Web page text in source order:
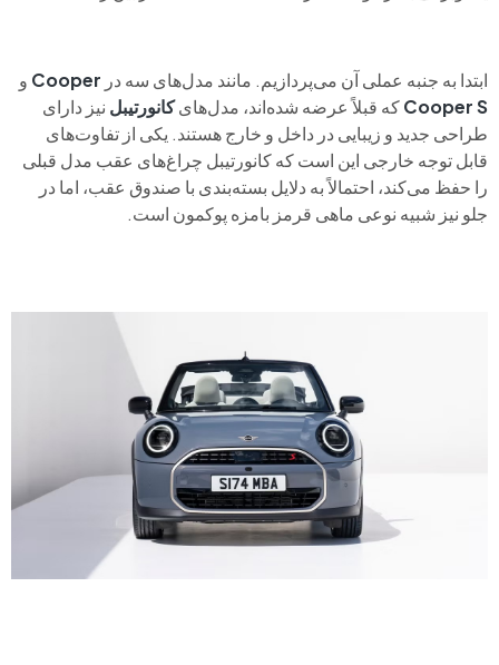
ابتدا به جنبه عملی آن می‌پردازیم. مانند مدل‌های سه در Cooper و
Cooper Sکه قبلاً عرضه شده‌اند، مدل‌هایکانورتیبل نیز دارای
طراحی جدید و زیبایی در داخل و خارج هستند. یکی از تفاوت‌های
قابل توجه خارجی این است که کانورتیبل چراغ‌های عقب مدل قبلی
را حفظ می‌کند، احتمالاً به دلایل بسته‌بندی با صندوق عقب، اما در
جلو نیز شبیه نوعی ماهی قرمز بامزه پوکمون است.